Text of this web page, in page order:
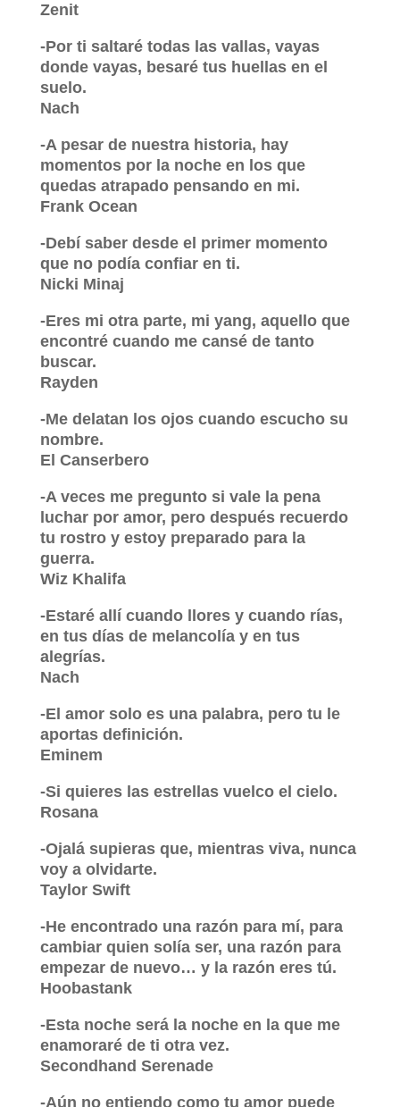
Zenit
-Por ti saltaré todas las vallas, vayas
donde vayas, besaré tus huellas en el
suelo.
Nach
-A pesar de nuestra historia, hay
momentos por la noche en los que
quedas atrapado pensando en mi.
Frank Ocean
-Debí saber desde el primer momento
que no podía confiar en ti.
Nicki Minaj
-Eres mi otra parte, mi yang, aquello que
encontré cuando me cansé de tanto
buscar.
Rayden
-Me delatan los ojos cuando escucho su
nombre.
El Canserbero
-A veces me pregunto si vale la pena
luchar por amor, pero después recuerdo
tu rostro y estoy preparado para la
guerra.
Wiz Khalifa
-Estaré allí cuando llores y cuando rías,
en tus días de melancolía y en tus
alegrías.
Nach
-El amor solo es una palabra, pero tu le
aportas definición.
Eminem
-Si quieres las estrellas vuelco el cielo.
Rosana
-Ojalá supieras que, mientras viva, nunca
voy a olvidarte.
Taylor Swift
-He encontrado una razón para mí, para
cambiar quien solía ser, una razón para
empezar de nuevo… y la razón eres tú.
Hoobastank
-Esta noche será la noche en la que me
enamoraré de ti otra vez.
Secondhand Serenade
-Aún no entiendo como tu amor puede